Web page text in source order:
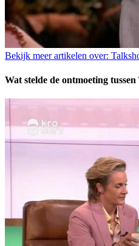
Bekijk meer artikelen over:
Wat stelde de ontmoeting